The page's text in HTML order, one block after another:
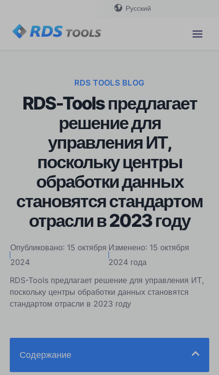
Русский
RDS TOOLS BLOG
RDS-Tools предлагает
решение для
управления ИТ,
поскольку центры
обработки данных
становятся стандартом
отрасли в 2023 году
Опубликовано: 15 октября
2024
Изменено: 15 октября
2024 года
RDS-Tools предлагает решение для управления ИТ,
поскольку центры обработки данных становятся
стандартом отрасли в 2023 году
Содержание